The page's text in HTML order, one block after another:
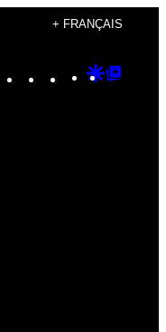
+ FRANÇAIS
Instagram
TikTok
YouTube
Google